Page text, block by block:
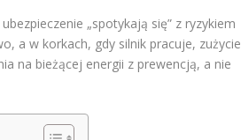
„spotykają się” z ryzykiem
a w korkach, gdy silnik pracuje, zużycie
na bieżącej energii z prewencją, a nie